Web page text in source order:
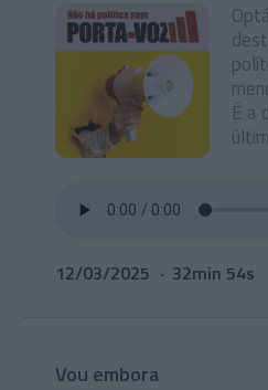
É a
12/03/2025 32min 54s
Vou embora